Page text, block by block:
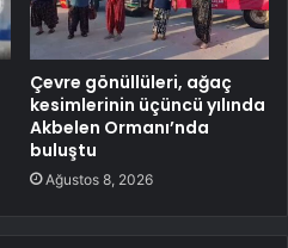
Çevre gönüllüleri, ağaç
kesimlerinin üçüncü yılında
Akbelen Ormanı’nda
buluştu
Ağustos 8, 2026